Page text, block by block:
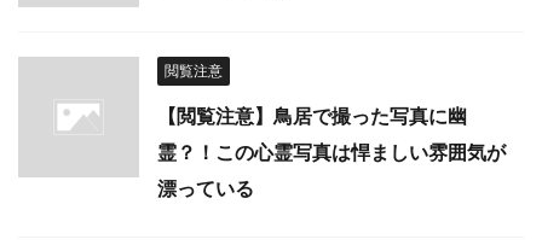
閲覧注意
【閲覧注意】鳥居で撮った写真に幽
霊？！この心霊写真は悍ましい雰囲気が
漂っている